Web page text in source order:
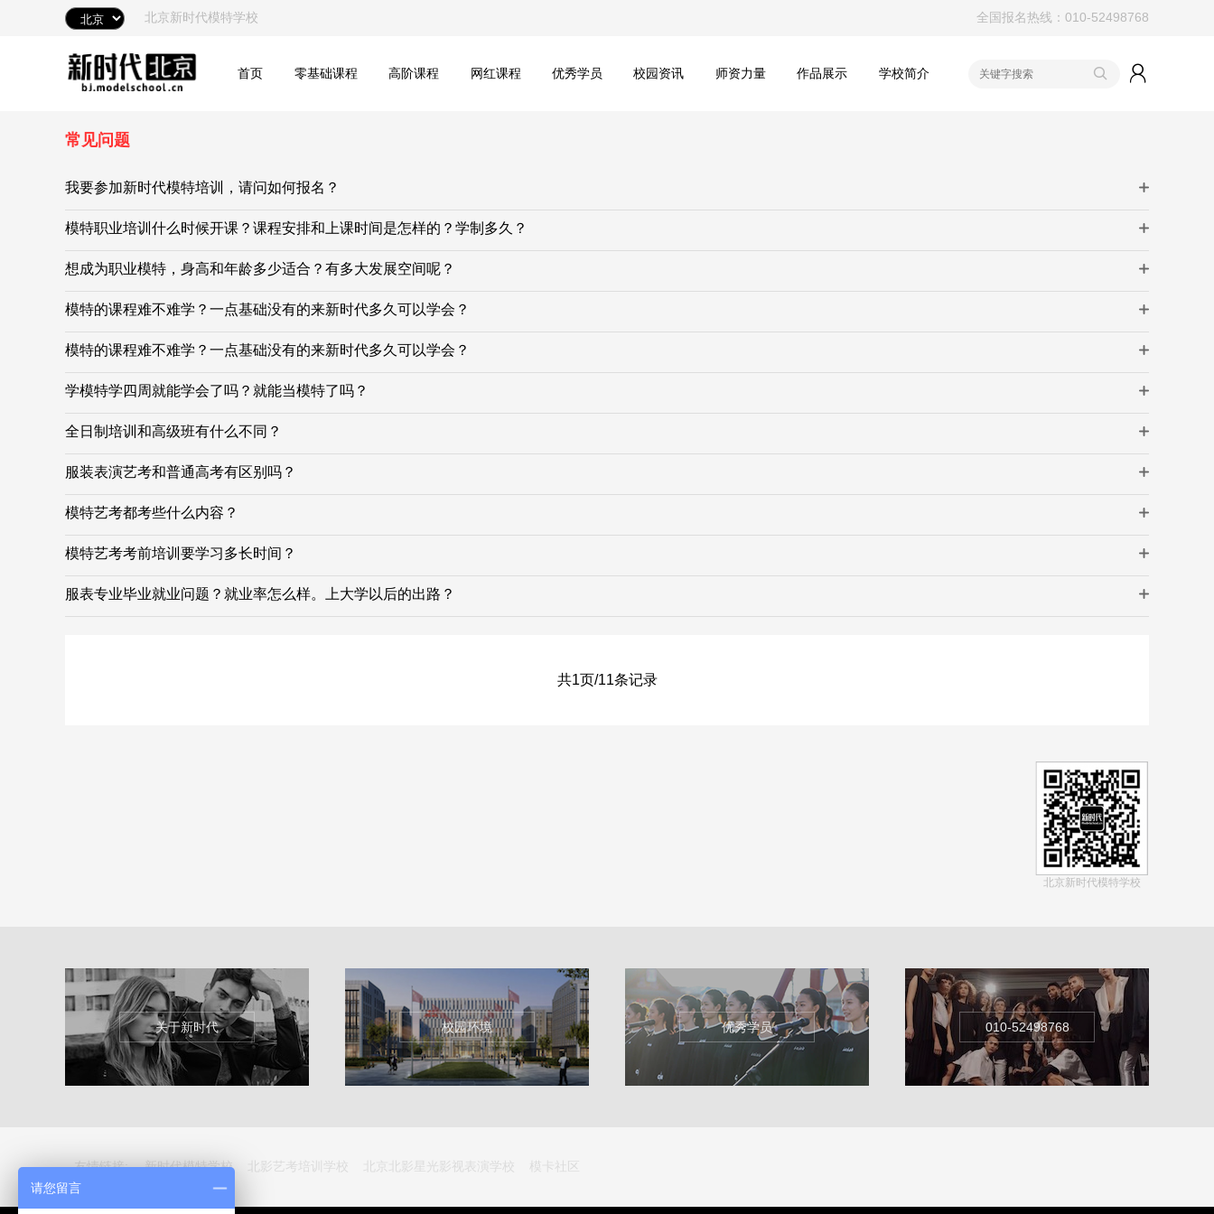
北京新时代模特学校 全国报名热线：010-52498768
首页 零基础课程 高阶课程 网红课程 优秀学员 校园资讯 师资力量 作品展示 学校简介
常见问题
我要参加新时代模特培训，请问如何报名？
模特职业培训什么时候开课？课程安排和上课时间是怎样的？学制多久？
想成为职业模特，身高和年龄多少适合？有多大发展空间呢？
模特的课程难不难学？一点基础没有的来新时代多久可以学会？
模特的课程难不难学？一点基础没有的来新时代多久可以学会？
学模特学四周就能学会了吗？就能当模特了吗？
全日制培训和高级班有什么不同？
服装表演艺考和普通高考有区别吗？
模特艺考都考些什么内容？
模特艺考考前培训要学习多长时间？
服表专业毕业就业问题？就业率怎么样。上大学以后的出路？
共1页/11条记录
北京新时代模特学校
关于新时代 校园环境 优秀学员 010-52498768
友情链接: 新时代模特学校 北影艺考培训学校 北京北影星光影视表演学校
模卡社区
请您留言